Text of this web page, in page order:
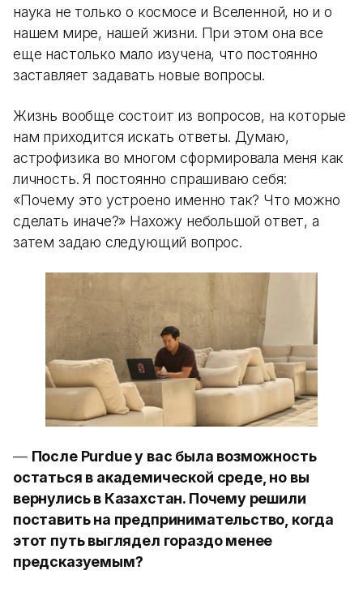
наука не только о космосе и Вселенной, но и о
нашем мире, нашей жизни. При этом она все
еще настолько мало изучена, что постоянно
заставляет задавать новые вопросы.
Жизнь вообще состоит из вопросов, на которые
нам приходится искать ответы. Думаю,
астрофизика во многом сформировала меня как
личность. Я постоянно спрашиваю себя:
«Почему это устроено именно так? Что можно
сделать иначе?» Нахожу небольшой ответ, а
затем задаю следующий вопрос.
— После Purdue у вас была возможность
остаться в академической среде, но вы
вернулись в Казахстан. Почему решили
поставить на предпринимательство, когда
этот путь выглядел гораздо менее
предсказуемым?